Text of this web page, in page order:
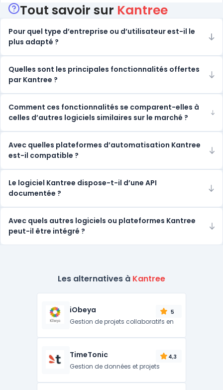
Tout savoir sur Kantree
Pour quel type d’entreprise ou d’utilisateur est-il le
plus adapté ?
Quelles sont les principales fonctionnalités offertes
par Kantree ?
Comment ces fonctionnalités se comparent-elles à
celles d’autres logiciels similaires sur le marché ?
Avec quelles plateformes d’automatisation Kantree
est-il compatible ?
Le logiciel Kantree dispose-t-il d’une API
documentée ?
Avec quels autres logiciels ou plateformes Kantree
peut-il être intégré ?
Les alternatives à Kantree
iObeya 5
Gestion de projets collaboratifs en
TimeTonic 4,3
Gestion de données et projets